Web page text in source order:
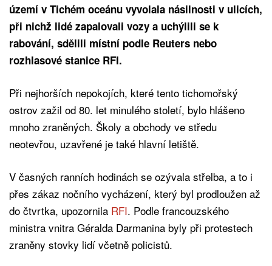
území v Tichém oceánu vyvolala násilnosti v ulicích,
při nichž lidé zapalovali vozy a uchýlili se k
rabování, sdělili místní podle Reuters nebo
rozhlasové stanice RFI.
Při nejhorších nepokojích, které tento tichomořský
ostrov zažil od 80. let minulého století, bylo hlášeno
mnoho zraněných. Školy a obchody ve středu
neotevřou, uzavřené je také hlavní letiště.
V časných ranních hodinách se ozývala střelba, a to i
přes zákaz nočního vycházení, který byl prodloužen až
do čtvrtka, upozornila RFI. Podle francouzského
ministra vnitra Géralda Darmanina byly při protestech
zraněny stovky lidí včetně policistů.